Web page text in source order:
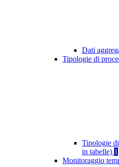
Dati
Tipologie di
Tipologie
in tabelle) 1
Monitoraggio